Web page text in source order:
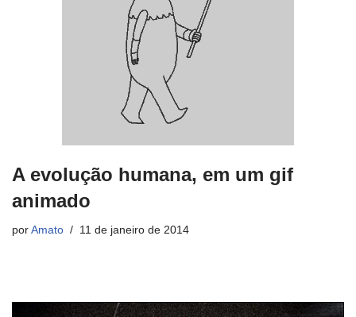
A evolução humana, em um gif
animado
por Amato 11 de janeiro de 2014